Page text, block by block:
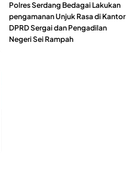
Polres Serdang Bedagai Lakukan
pengamanan Unjuk Rasa di Kantor
DPRD Sergai dan Pengadilan
Negeri Sei Rampah